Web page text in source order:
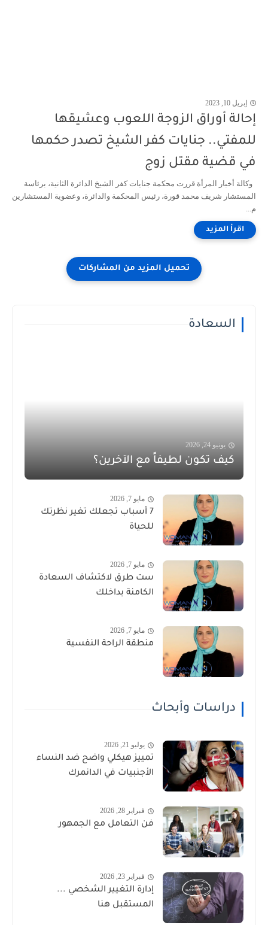
إبريل 10, 2023
إحالة أوراق الزوجة اللعوب وعشيقها
للمفتي.. جنايات كفر الشيخ تصدر حكمها
في قضية مقتل زوج
وكالة أخبار المرأة قررت محكمة جنايات كفر الشيخ الدائرة الثانية، برئاسة
المستشار شريف محمد قورة، رئيس المحكمة والدائرة، وعضوية المستشارين
م...
السعادة
يونيو 24, 2026
كيف تكون لطيفاً مع الآخرين؟
مايو 7, 2026
7 أسباب تجعلك تغير نظرتك
للحياة
مايو 7, 2026
ست طرق لاكتشاف السعادة
الكامنة بداخلك
مايو 7, 2026
منطقة الراحة النفسية
دراسات وأبحاث
يوليو 21, 2026
تمييز هيكلي واضح ضد النساء
الأجنبيات في الدانمرك
فبراير 28, 2026
فن التعامل مع الجمهور
فبراير 23, 2026
إدارة التغيير الشخصي ...
المستقبل هنا